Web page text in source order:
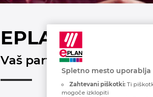
EPLAN Copilot
Vaš partner pri
Spletno mesto
Zahtevani piškotki: Ti
mogoče izklopiti